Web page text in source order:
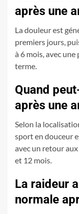
après une
La douleur est
premiers jours,
à 6 mois, avec
terme.
Quand
après une
Selon la
sport en douceur
avec un retour
et 12 mois.
La raideur
normale